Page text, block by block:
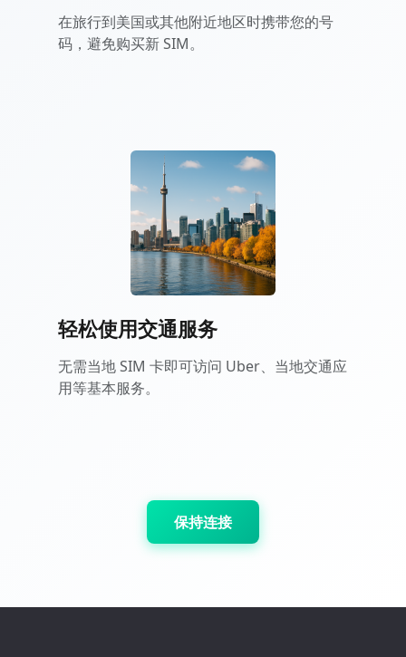
在旅行到美国或其他附近地区时携带您的号
码，避免购买新 SIM。
轻松使用交通服务
无需当地 SIM 卡即可访问 Uber、当地交通应
用等基本服务。
保持连接